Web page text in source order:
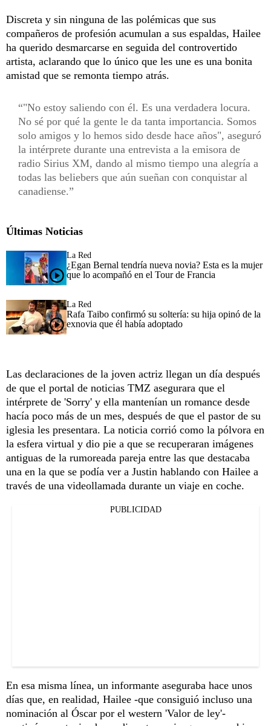
Discreta y sin ninguna de las polémicas que sus
compañeros de profesión acumulan a sus espaldas, Hailee
ha querido desmarcarse en seguida del controvertido
artista, aclarando que lo único que les une es una bonita
amistad que se remonta tiempo atrás.
"No estoy saliendo con él. Es una verdadera locura.
No sé por qué la gente le da tanta importancia. Somos
solo amigos y lo hemos sido desde hace años", aseguró
la intérprete durante una entrevista a la emisora de
radio Sirius XM, dando al mismo tiempo una alegría a
todas las beliebers que aún sueñan con conquistar al
canadiense.
Últimas Noticias
La Red
¿Egan Bernal tendría nueva novia? Esta es la mujer
que lo acompañó en el Tour de Francia
La Red
Rafa Taibo confirmó su soltería: su hija opinó de la
exnovia que él había adoptado
Las declaraciones de la joven actriz llegan un día después
de que el portal de noticias TMZ asegurara que el
intérprete de 'Sorry' y ella mantenían un romance desde
hacía poco más de un mes, después de que el pastor de su
iglesia les presentara. La noticia corrió como la pólvora en
la esfera virtual y dio pie a que se recuperaran imágenes
antiguas de la rumoreada pareja entre las que destacaba
una en la que se podía ver a Justin hablando con Hailee a
través de una videollamada durante un viaje en coche.
PUBLICIDAD
En esa misma línea, un informante aseguraba hace unos
días que, en realidad, Hailee -que consiguió incluso una
nominación al Óscar por el western 'Valor de ley'-